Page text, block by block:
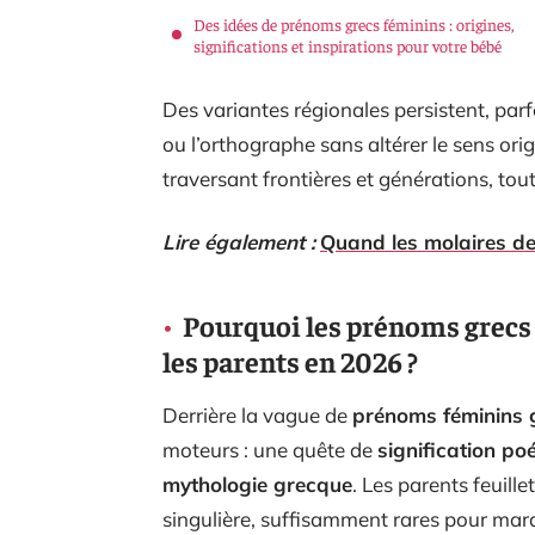
Des idées de prénoms grecs féminins : origines,
significations et inspirations pour votre bébé
Des variantes régionales persistent,
ou l’orthographe sans altérer le sens
traversant frontières et générations,
Lire également : Quand les molaires
Pourquoi les prénoms
les parents en 2026 ?
Derrière la vague de prénoms féminins
moteurs : une quête designification
mythologie grecque. Les parents
singulière, suffisamment rares pour